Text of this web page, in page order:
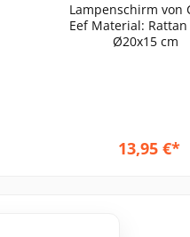
Lampenschirm von
Eef Material: Rattan Maße:
13,95 €*